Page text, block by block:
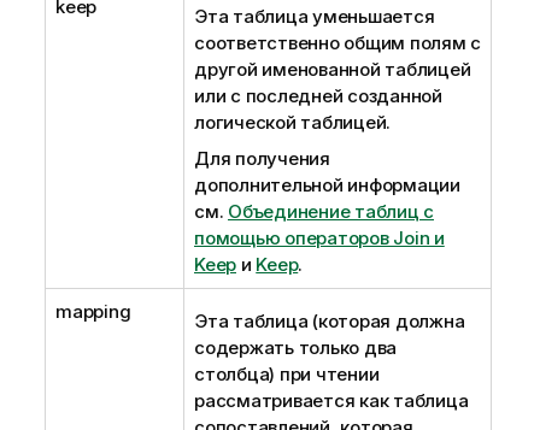
keep
Эта таблица уменьшается
соответственно общим полям с
другой именованной таблицей
или с последней созданной
логической таблицей.
Для получения
дополнительной информации
см. Объединение таблиц с
помощью операторов Join и
Keep и Keep.
mapping
Эта таблица (которая должна
содержать только два
столбца) при чтении
рассматривается как таблица